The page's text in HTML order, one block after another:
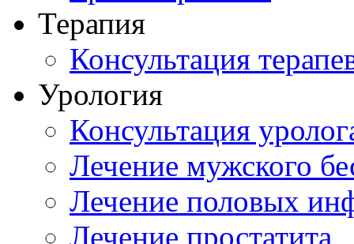
Терапия
Консультация
Урология
Консультация
Лечение мужского
Лечение половых
Лечение простатита